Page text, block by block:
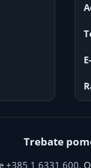
Trebate
+385 1 6331 600.